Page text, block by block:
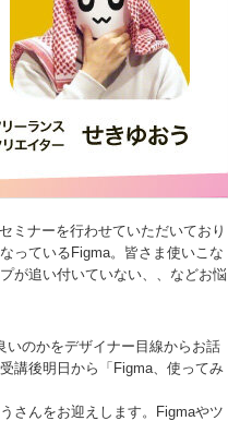
ミナーを行わせていただいており
っているFigma。皆さま使いこな
が追い付いていない、、などお悩
いのかをデザイナー目線からお話
講後明日から「Figma、使ってみ
さんをお迎えします。Figmaやツ